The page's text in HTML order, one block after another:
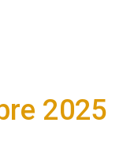
2025